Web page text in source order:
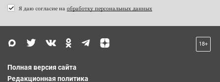
Я даю согласие на обработку персональных данных
18+
Полная версия сайта
Редакционная политика